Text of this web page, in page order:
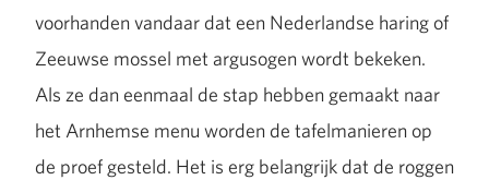
voorhanden vandaar dat een Nederlandse haring of
Zeeuwse mossel met argusogen wordt bekeken.
Als ze dan eenmaal de stap hebben gemaakt naar
het Arnhemse menu worden de tafelmanieren op
de proef gesteld. Het is erg belangrijk dat de roggen